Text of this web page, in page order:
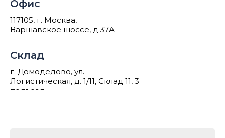
Офис
117105, г. Москва,
Варшавское шоссе, д.37А
Склад
г. Домодедово, ул.
Логистическая, д. 1/11, Склад 11, 3
подъезд